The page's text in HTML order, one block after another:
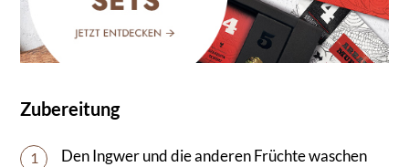
Zubereitung
1
Den Ingwer und die anderen Früchte waschen